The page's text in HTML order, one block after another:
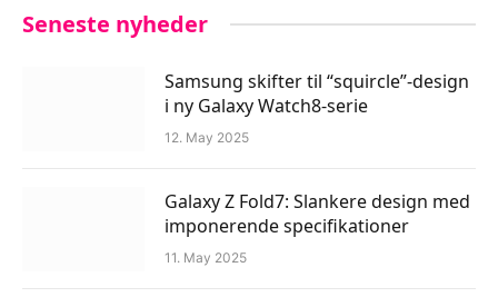
Seneste nyheder
Samsung skifter til “squircle”-design
i ny Galaxy Watch8-serie
12. May 2025
Galaxy Z Fold7: Slankere design med
imponerende specifikationer
11. May 2025